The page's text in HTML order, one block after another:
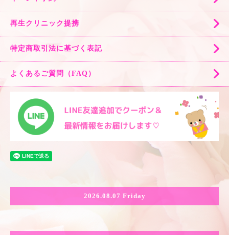
再生クリニック提携
特定商取引法に基づく表記
よくあるご質問（FAQ）
2026.08.07 Friday